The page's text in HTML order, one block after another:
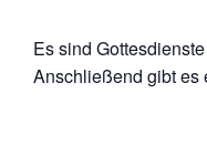
Es sind
Anschließend gibt es